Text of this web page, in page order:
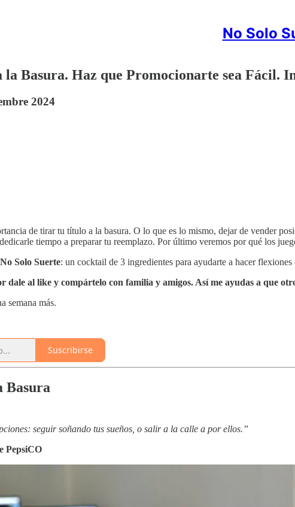
No Solo
Basura. Haz que Promocionarte sea Fácil.
2024
de tirar tu título a la basura. O lo que es lo mismo, dejar de vender
tiempo a preparar tu reemplazo. Por último veremos por qué los
No Solo Suerte: un cocktail de 3 ingredientes para ayudarte a hacer
dale al like y compártelo con familia y amigos. Así me ayudas a que
semana más.
Suscribirse
Basura
seguir soñando tus sueños, o salir a la calle a por ellos.”
PepsiCO